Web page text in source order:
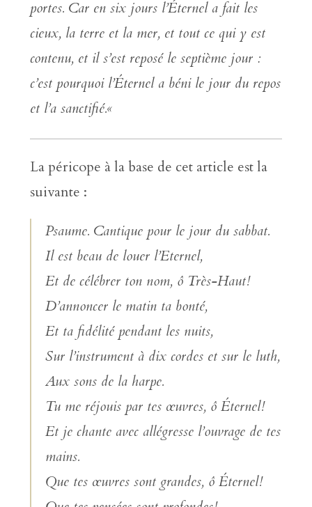
portes. Car en six jours l’Éternel a fait les
cieux, la terre et la mer, et tout ce qui y est
contenu, et il s’est reposé le septième jour :
c’est pourquoi l’Éternel a béni le jour du repos
et l’a sanctifié.«
La péricope à la base de cet article est la
suivante :
Psaume. Cantique pour le jour du sabbat.
Il est beau de louer l’Eternel,
Et de célébrer ton nom, ô Très-Haut!
D’annoncer le matin ta bonté,
Et ta fidélité pendant les nuits,
Sur l’instrument à dix cordes et sur le luth,
Aux sons de la harpe.
Tu me réjouis par tes œuvres, ô Éternel!
Et je chante avec allégresse l’ouvrage de tes
mains.
Que tes œuvres sont grandes, ô Éternel!